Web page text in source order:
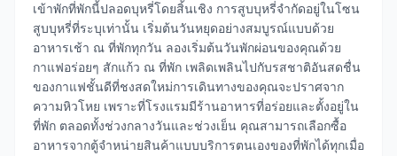
เข้าพักที่พักนี้ปลอดบุหรี่โดยสิ้นเชิง การสูบบุหรี่จำกัดอยู่ในโซน
สูบบุหรี่ที่ระบุเท่านั้น เริ่มต้นวันหยุดอย่างสมบูรณ์แบบด้วย
อาหารเช้า ณ ที่พักทุกวัน ลองเริ่มต้นวันพักผ่อนของคุณด้วย
กาแฟอร่อยๆ สักแก้ว ณ ที่พัก เพลิดเพลินไปกับรสชาติอันสดชื่น
ของกาแฟชั้นดีที่ชงสดใหม่การเดินทางของคุณจะปราศจาก
ความหิวโหย เพราะที่โรงแรมมีร้านอาหารที่อร่อยและตั้งอยู่ใน
ที่พัก ตลอดทั้งช่วงกลางวันและช่วงเย็น คุณสามารถเลือกซื้อ
อาหารจากตู้จำหน่ายสินค้าแบบบริการตนเองของที่พักได้ทุกเมื่อ